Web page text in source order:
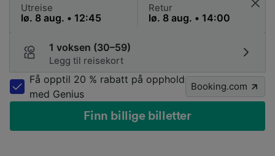
Utreise Retur
1 voksen (30–59)
Legg til reisekort
Få opptil 20 % rabatt på opphold
med Genius
Booking.com
Finn billige billetter